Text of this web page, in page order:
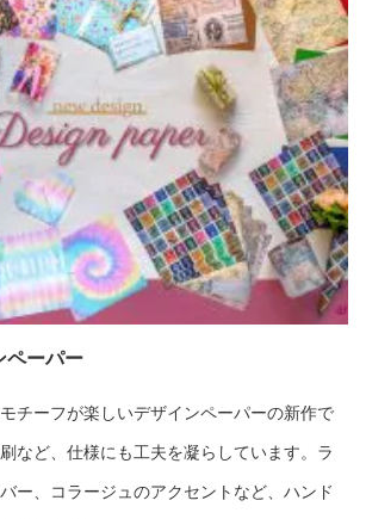
ーパー
チーフが楽しいデザインペーパーの新作で
など、仕様にも工夫を凝らしています。ラ
ー、コラージュのアクセントなど、ハンド